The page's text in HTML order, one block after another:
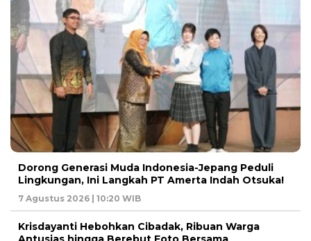
Dorong Generasi Muda Indonesia-Jepang Peduli
Lingkungan, Ini Langkah PT Amerta Indah Otsuka!
7 Agustus 2026 | 10:20 WIB
Krisdayanti Hebohkan Cibadak, Ribuan Warga